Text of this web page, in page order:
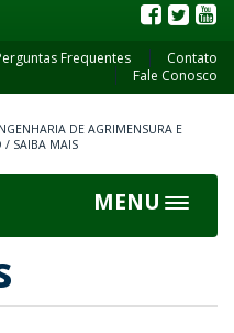
Frequentes
Contato
Fale Conosco
DE AGRIMENSURA E
/ SAIBA MAIS
MENU
Toggle